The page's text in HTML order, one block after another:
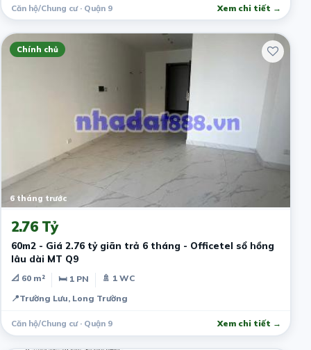
Căn hộ/Chung cư · Quận 9 Xem chi tiết →
Chính chủ
6 tháng trước
2.76 Tỷ
60m2 - Giá 2.76 tỷ giãn trả 6 tháng - Officetel sổ hồng
lâu dài MT Q9
📐 60 m² 🛏 1 PN
🚿 1 WC
📍Trường Lưu, Long Trường
Căn hộ/Chung cư · Quận 9 Xem chi tiết →